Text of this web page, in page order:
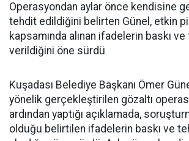
Operasyondan aylar önce kendisine
tehdit edildiğini belirten Günel, etkin
kapsamında alınan ifadelerin baskı
verildiğini öne sürdü
Kuşadası Belediye Başkanı Ömer
yönelik gerçekleştirilen gözaltı
ardından yaptığı açıklamada,
olduğu belirtilen ifadelerin baskı ve